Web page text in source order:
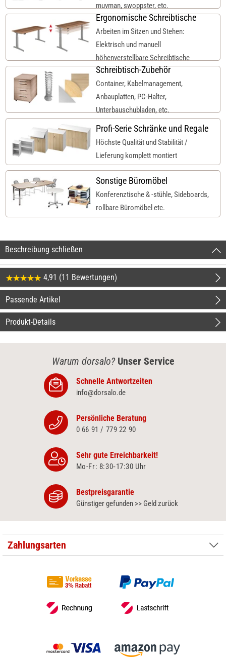
muvman, swoppster, etc.
Ergonomische Schreibtische
Arbeiten im Sitzen und Stehen:
Elektrisch und manuell
höhenverstellbare Schreibtische
Schreibtisch-Zubehör
Container, Kabelmanagement,
Anbauplatten, PC-Halter,
Unterbauschubladen, etc.
Profi-Serie Schränke und Regale
Höchste Qualität und Stabilität /
Lieferung komplett montiert
Sonstige Büromöbel
Konferenztische & -stühle, Sideboards,
rollbare Büromöbel etc.
Beschreibung schließen
4,91 (11 Bewertungen)
Passende Artikel
Produkt-Details
Warum dorsalo? Unser Service
Schnelle Antwortzeiten
info@dorsalo.de
Persönliche Beratung
0 66 91 / 779 22 90
Sehr gute Erreichbarkeit!
Mo-Fr: 8:30‑17:30 Uhr
Bestpreisgarantie
Günstiger gefunden >> Geld zurück
Zahlungsarten